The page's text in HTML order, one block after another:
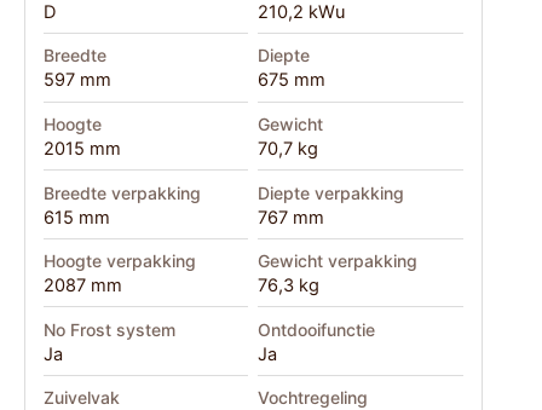
D 210,2 kWu
Breedte
597 mm
Diepte
675 mm
Hoogte
2015 mm
Gewicht
70,7 kg
Breedte verpakking
615 mm
Diepte verpakking
767 mm
Hoogte verpakking
2087 mm
Gewicht verpakking
76,3 kg
No Frost system
Ja
Ontdooifunctie
Ja
Zuivelvak Vochtregeling